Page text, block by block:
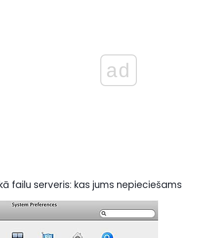
ad
failu serveris: kas jums nepieciešams